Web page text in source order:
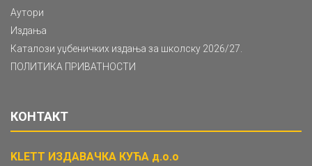
Аутори
Издања
Каталози уџбеничких издања за школску 2026/27.
ПОЛИТИКА ПРИВАТНОСТИ
КОНТАКТ
KLETT ИЗДАВАЧКА КУЋА д.о.о